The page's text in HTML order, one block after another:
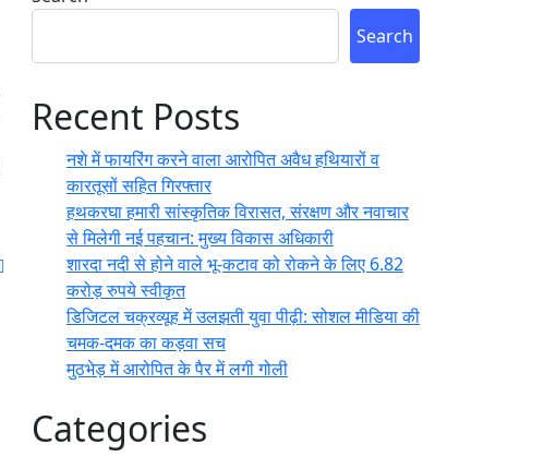
Search
Recent Posts
नशे में फायरिंग करने वाला आरोपित अवैध हथियारों व
कारतूसों सहित गिरफ्तार
हथकरघा हमारी सांस्कृतिक विरासत, संरक्षण और नवाचार
से मिलेगी नई पहचान: मुख्य विकास अधिकारी
शारदा नदी से होने वाले भू-कटाव को रोकने के लिए 6.82
करोड़ रुपये स्वीकृत
डिजिटल चक्रव्यूह में उलझती युवा पीढ़ी: सोशल मीडिया की
चमक-दमक का कड़वा सच
मुठभेड़ में आरोपित के पैर में लगी गोली
Categories